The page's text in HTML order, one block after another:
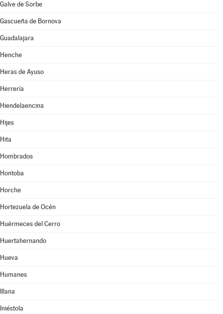
Galve de Sorbe
Gascueña de Bornova
Guadalajara
Henche
Heras de Ayuso
Herrería
Hiendelaencina
Hijes
Hita
Hombrados
Hontoba
Horche
Hortezuela de Océn
Huérmeces del Cerro
Huertahernando
Hueva
Humanes
Illana
Iniéstola